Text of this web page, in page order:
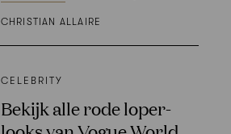
CHRISTIAN ALLAIRE
CELEBRITY
Bekijk alle rode loper-